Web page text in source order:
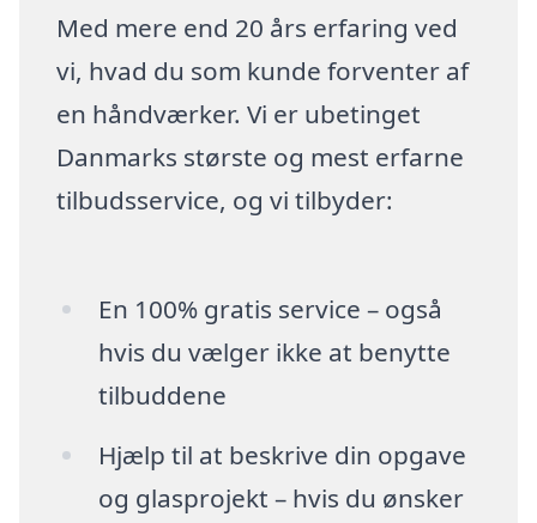
Med mere end 20 års erfaring ved
vi, hvad du som kunde forventer af
en håndværker. Vi er ubetinget
Danmarks største og mest erfarne
tilbudsservice, og vi tilbyder:
En 100% gratis service – også
hvis du vælger ikke at benytte
tilbuddene
Hjælp til at beskrive din opgave
og glasprojekt – hvis du ønsker